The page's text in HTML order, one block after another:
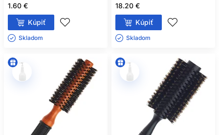
1.60 €
Kúpiť
Skladom ㅤ
18.20 €
Kúpiť
Skladom ㅤ